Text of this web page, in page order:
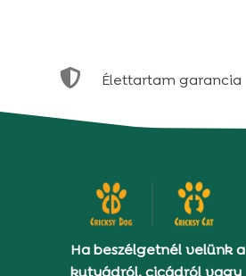
 Élettartam garancia
Ha beszélgetnél velünk a
kutyádról, cicádról vagy